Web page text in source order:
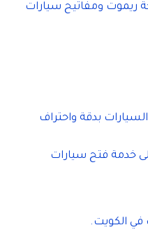
ريموت ومفاتيح سيارات
بدقة واحتراف
خدمة فتح سيارات